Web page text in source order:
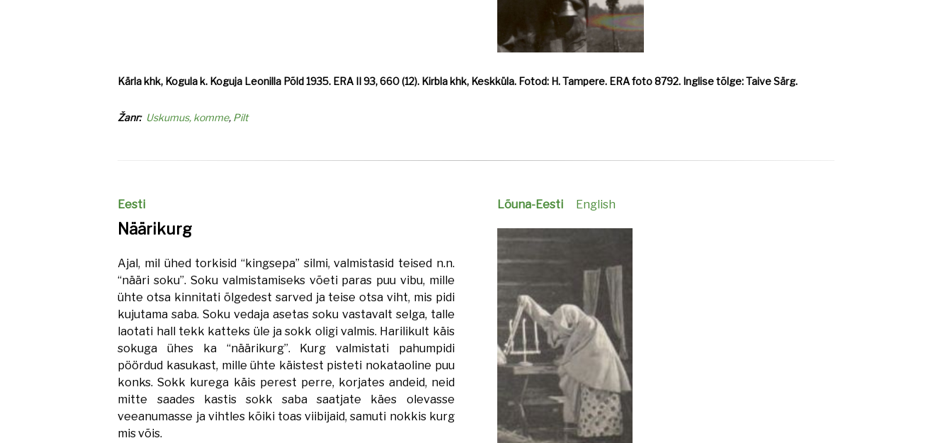
Kärla khk, Kogula k. Koguja Leonilla Põld 1935. ERA II 93, 660 (12). Kirbla khk, Keskküla. Fotod: H. Tampere. ERA foto 8792. Inglise tõlge: Taive Särg.
Žanr Uskumus, komme Pilt
Eesti
Näärikurg
Ajal, mil ühed torkisid “kingsepa” silmi, valmistasid teised n.n.
“nääri soku”. Soku valmistamiseks võeti paras puu vibu, mille
ühte otsa kinnitati õlgedest sarved ja teise otsa viht, mis pidi
kujutama saba. Soku vedaja asetas soku vastavalt selga, talle
laotati hall tekk katteks üle ja sokk oligi valmis. Harilikult käis
sokuga ühes ka “näärikurg”. Kurg valmistati pahumpidi
pöördud kasukast, mille ühte käistest pisteti nokataoline puu
konks. Sokk kurega käis perest perre, korjates andeid, neid
mitte saades kastis sokk saba saatjate käes olevasse
veeanumasse ja vihtles kõiki toas viibijaid, samuti nokkis kurg
mis võis.
Lõuna-Eesti English